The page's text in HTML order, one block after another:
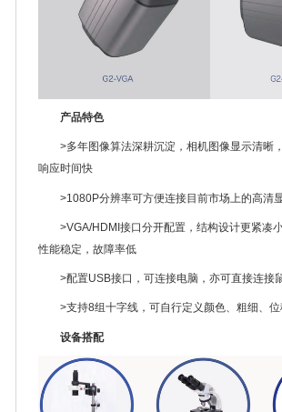
产品特色
>多年图像算法深耕沉淀，相机图像显示清晰
响应时间快
>1080P分辨率可方便连接目前市场上的高清
>VGA/HDMI接口分开配置，结构设计更紧凑
性能稳定，故障率低
>配置USB接口，可连接电脑，亦可直接连接
>支持8组十字线，可自行定义颜色、粗细、
设备搭配